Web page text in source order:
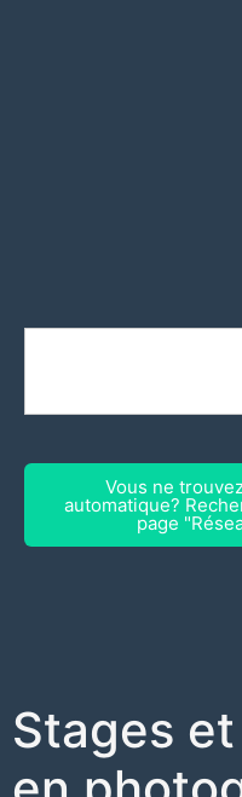
Vous ne
automatique?
page
Stages